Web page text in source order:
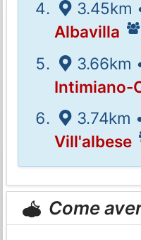
3.45km
Albavilla
3.66km
Intimiano-
3.74km
Vill'albese
Come